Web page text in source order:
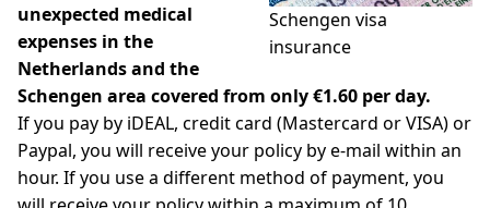
Schengen visa
insurance
unexpected medical
expenses in the
Netherlands and the
Schengen area covered from only €1.60 per day.
If you pay by iDEAL, credit card (Mastercard or VISA) or
Paypal, you will receive your policy by e-mail within an
hour. If you use a different method of payment, you